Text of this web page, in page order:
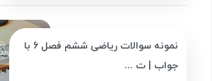
نمونه سوالات ریاضی ششم فصل 6 با
جواب | ت ...